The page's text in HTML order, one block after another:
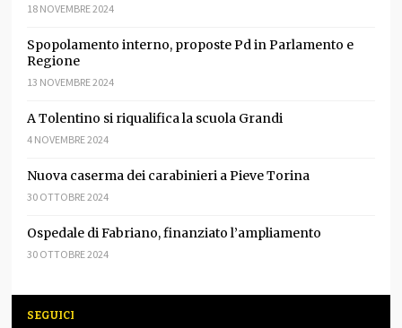
18 NOVEMBRE 2024
Spopolamento interno, proposte Pd in Parlamento e
Regione
13 NOVEMBRE 2024
A Tolentino si riqualifica la scuola Grandi
4 NOVEMBRE 2024
Nuova caserma dei carabinieri a Pieve Torina
30 OTTOBRE 2024
Ospedale di Fabriano, finanziato l’ampliamento
30 OTTOBRE 2024
SEGUICI